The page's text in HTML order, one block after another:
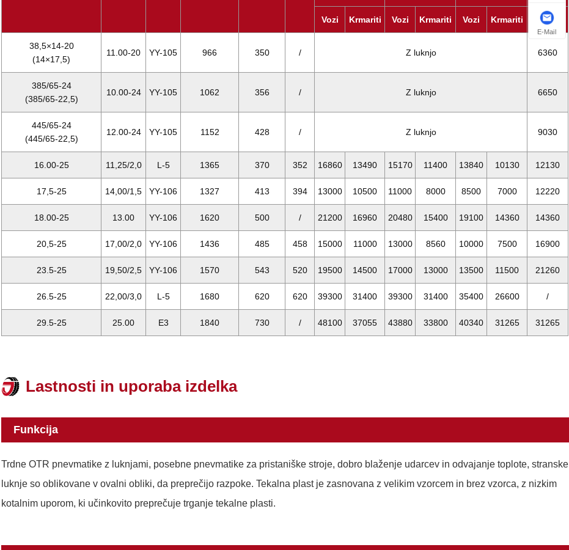
Vozi Krmariti Vozi Krmariti Vozi Krmariti 16 km/h
38,5×14-20
(14×17,5)
11.00-20 YY-105 966 350 / Z luknjo 6360
385/65-24
(385/65-22,5)
10.00-24 YY-105 1062 356 / Z luknjo 6650
445/65-24
(445/65-22,5)
12.00-24 YY-105 1152 428 / Z luknjo 9030
16.00-25 11,25/2,0 L-5 1365 370 352 16860 13490 15170 11400 13840 10130 12130
17,5-25 14,00/1,5 YY-106 1327 413 394 13000 10500 11000 8000 8500 7000 12220
18.00-25 13.00 YY-106 1620 500 / 21200 16960 20480 15400 19100 14360 14360
20,5-25 17,00/2,0 YY-106 1436 485 458 15000 11000 13000 8560 10000 7500 16900
23.5-25 19,50/2,5 YY-106 1570 543 520 19500 14500 17000 13000 13500 11500 21260
26.5-25 22,00/3,0 L-5 1680 620 620 39300 31400 39300 31400 35400 26600 /
29.5-25 25.00 E3 1840 730 / 48100 37055 43880 33800 40340 31265 31265
Lastnosti in uporaba izdelka
Funkcija
Trdne OTR pnevmatike z luknjami, posebne pnevmatike za pristaniške stroje, dobro blaženje udarcev in odvajanje toplote, stranske
luknje so oblikovane v ovalni obliki, da preprečijo razpoke. Tekalna plast je zasnovana z velikim vzorcem in brez vzorca, z nizkim
kotalnim uporom, ki učinkovito preprečuje trganje tekalne plasti.
E-Mail